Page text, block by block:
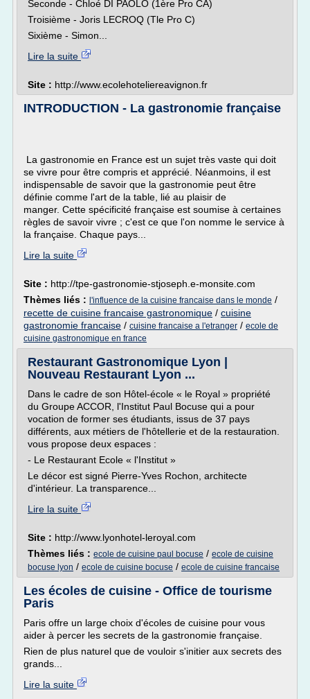
Seconde - Chloé DI PAOLO (1ère Pro CA)
Troisième - Joris LECROQ (Tle Pro C)
Sixième - Simon...
Lire la suite
Site : http://www.ecolehoteliereavignon.fr
INTRODUCTION - La gastronomie française
La gastronomie en France est un sujet très vaste qui doit
se vivre pour être compris et apprécié. Néanmoins, il est
indispensable de savoir que la gastronomie peut être
définie comme l'art de la table, lié au plaisir de
manger. Cette spécificité française est soumise à certaines
règles de savoir vivre ; c'est ce que l'on nomme le service à
la française. Chaque pays...
Lire la suite
Site : http://tpe-gastronomie-stjoseph.e-monsite.com
Thèmes liés : l'influence de la cuisine francaise dans le monde /
recette de cuisine francaise gastronomique / cuisine
gastronomie francaise / cuisine francaise a l'etranger / ecole de
cuisine gastronomique en france
Restaurant Gastronomique Lyon |
Nouveau Restaurant Lyon ...
Dans le cadre de son Hôtel-école « le Royal » propriété
du Groupe ACCOR, l'Institut Paul Bocuse qui a pour
vocation de former ses étudiants, issus de 37 pays
différents, aux métiers de l'hôtellerie et de la restauration.
vous propose deux espaces :
- Le Restaurant Ecole « l'Institut »
Le décor est signé Pierre-Yves Rochon, architecte
d'intérieur. La transparence...
Lire la suite
Site : http://www.lyonhotel-leroyal.com
Thèmes liés : ecole de cuisine paul bocuse / ecole de cuisine
bocuse lyon / ecole de cuisine bocuse / ecole de cuisine francaise
Les écoles de cuisine - Office de tourisme
Paris
Paris offre un large choix d'écoles de cuisine pour vous
aider à percer les secrets de la gastronomie française.
Rien de plus naturel que de vouloir s'initier aux secrets des
grands...
Lire la suite